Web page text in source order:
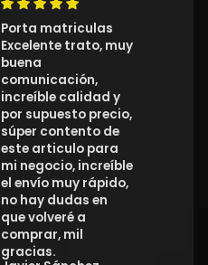
Porta matriculas
Excelente trato, muy
buena
comunicación,
increíble calidad y
por supuesto precio,
súper contento de
este articulo para
mi negocio, increíble
el envío muy rápido,
no hay dudas en
que volveré a
comprar, mil
gracias.